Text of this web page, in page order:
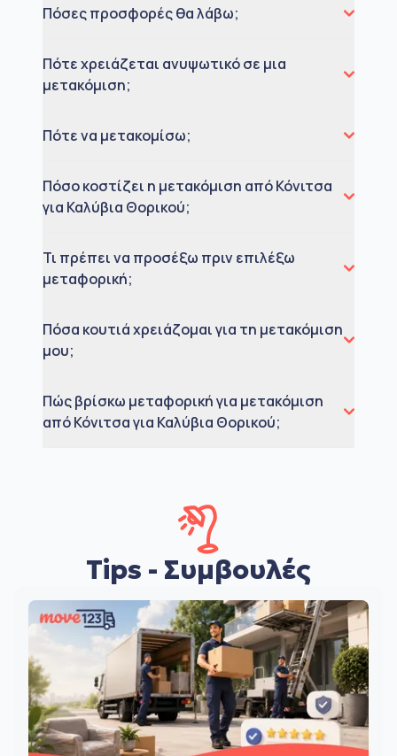
Πόσες προσφορές θα λάβω;
Πότε χρειάζεται ανυψωτικό σε μια
μετακόμιση;
Πότε να μετακομίσω;
Πόσο κοστίζει η μετακόμιση από Κόνιτσα
για Καλύβια Θορικού;
Τι πρέπει να προσέξω πριν επιλέξω
μεταφορική;
Πόσα κουτιά χρειάζομαι για τη μετακόμιση
μου;
Πώς βρίσκω μεταφορική για μετακόμιση
από Κόνιτσα για Καλύβια Θορικού;
Tips - Συμβουλές